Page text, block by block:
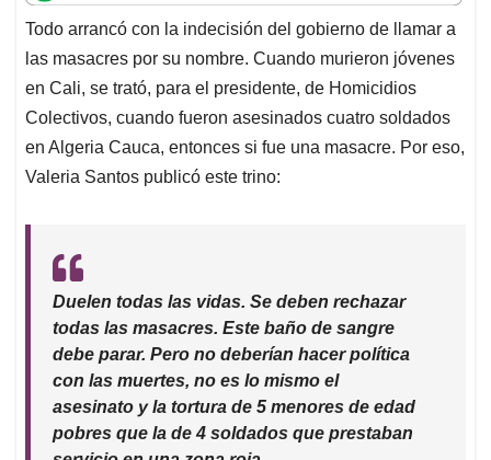
t
s
A
p
p
e
b
o
o
k
k
e
d
I
n
i
l
e
a
d
s
Todo arrancó con la indecisión del gobierno de llamar a
las masacres por su nombre. Cuando murieron jóvenes
en Cali, se trató, para el presidente, de Homicidios
Colectivos, cuando fueron asesinados cuatro soldados
en Algeria Cauca, entonces si fue una masacre. Por eso,
Valeria Santos publicó este trino:
Duelen todas las vidas. Se deben rechazar
todas las masacres. Este baño de sangre
debe parar. Pero no deberían hacer política
con las muertes, no es lo mismo el
asesinato y la tortura de 5 menores de edad
pobres que la de 4 soldados que prestaban